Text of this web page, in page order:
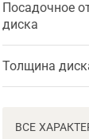
Посадочное
диска
Толщина
ВСЕ